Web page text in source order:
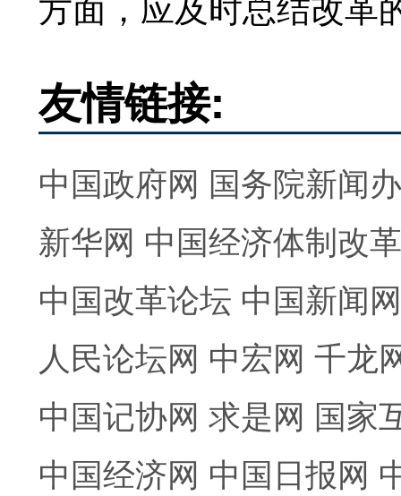
友情链接:
中国政府网 国务院新闻
新华网 中国经济体制改
中国改革论坛 中国新闻网
人民论坛网 中宏网 千龙
中国记协网 求是网 国家
中国经济网 中国日报网